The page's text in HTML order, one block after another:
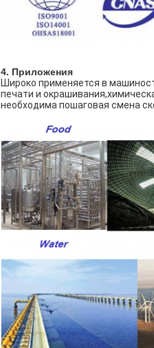
4. Приложения
Широко применяется в
печати и
необходима пошаговая смена